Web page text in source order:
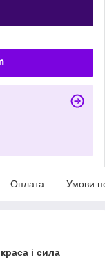
Оплата Умови
і сила